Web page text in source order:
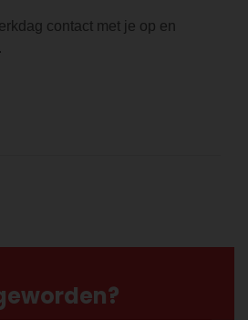
contact met je op en